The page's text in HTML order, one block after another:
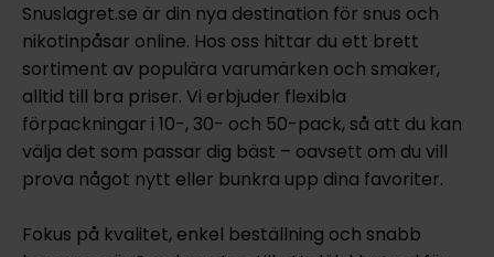
Snuslagret.se är din nya destination för snus och
nikotinpåsar online. Hos oss hittar du ett brett
sortiment av populära varumärken och smaker,
alltid till bra priser. Vi erbjuder flexibla
förpackningar i 10-, 30- och 50-pack, så att du kan
välja det som passar dig bäst – oavsett om du vill
prova något nytt eller bunkra upp dina favoriter.
Fokus på kvalitet, enkel beställning och snabb